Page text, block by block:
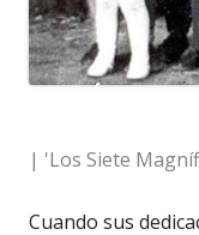
| 'Los Siete
Cuando sus